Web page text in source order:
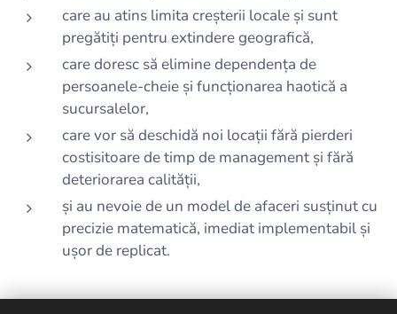
care au atins limita creșterii locale și sunt
pregătiți pentru extindere geografică,
care doresc să elimine dependența de
persoanele-cheie și funcționarea haotică a
sucursalelor,
care vor să deschidă noi locații fără pierderi
costisitoare de timp de management și fără
deteriorarea calității,
și au nevoie de un model de afaceri susținut cu
precizie matematică, imediat implementabil și
ușor de replicat.